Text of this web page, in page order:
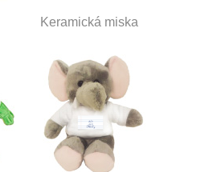
Keramická miska